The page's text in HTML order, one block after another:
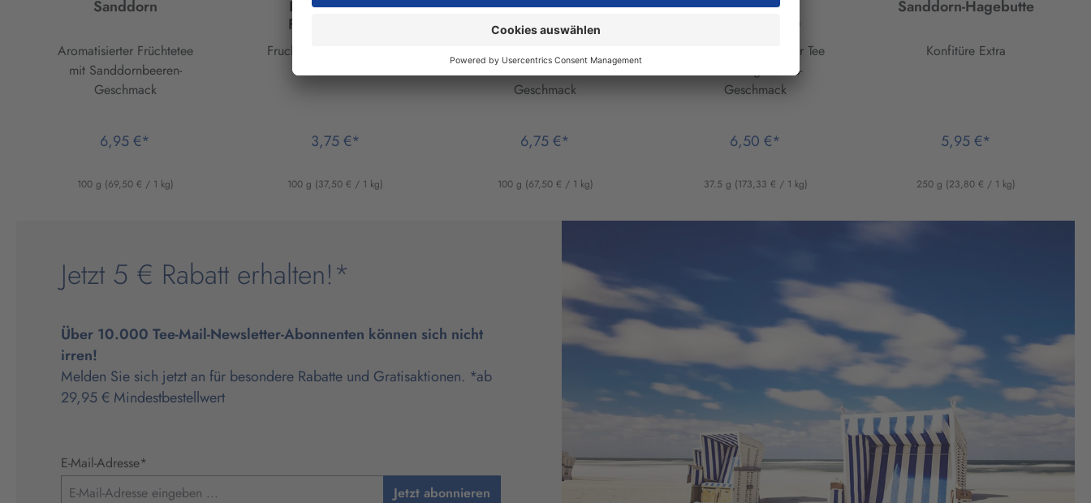
Sanddorn
Aromatisierter Früchtetee
mit Sanddornbeeren-
Geschmack
6,95 €*
100 g (69,50 € / 1 kg)
Bio Sanddorn-
Fruchtbärchen
Fruchtgummi vegan ohne
3,75 €*
100 g (37,50 € / 1 kg)
Rooibos Sanddorn-
Sahne
mit Sanddorn-Sahne-
Geschmack
6,75 €*
100 g (67,50 € / 1 kg)
Min Bester®
Himmelstau®
Aromatisierter Grüner Tee
mit Mango-Zitrus-
Geschmack
6,50 €*
37.5 g (173,33 € / 1 kg)
Sanddorn-Hagebutte
Konfitüre Extra
5,95 €*
250 g (23,80 € / 1 kg)
Jetzt 5 € Rabatt erhalten!*
Über 10.000 Tee-Mail-Newsletter-Abonnenten können sich nicht
irren!
Melden Sie sich jetzt an für besondere Rabatte und Gratisaktionen. *ab
29,95 € Mindestbestellwert
E-Mail-Adresse*
Jetzt abonnieren